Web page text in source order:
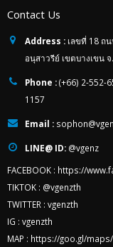
Contact Us
Address : เลขที่ 18 ถ
อนุสาวรีย์ เขตบางเขน
Phone :(+66) 2-552-
1157
Email :
LINE@ ID: @vgenz
FACEBOOK : https://
TIKTOK : @vgenzth
TWITTER : vgenzth
IG : vgenzth
MAP : https://goo.gl/